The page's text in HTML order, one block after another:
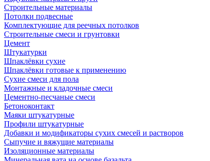
Строительные материалы
Потолки подвесные
Комплектующие для реечных потолков
Строительные смеси и грунтовки
Цемент
Штукатурки
Шпаклёвки сухие
Шпаклёвки готовые к применению
Сухие смеси для пола
Монтажные и кладочные смеси
Цементно-песчаные смеси
Бетоноконтакт
Маяки штукатурные
Профили штукатурные
Добавки и модификаторы сухих смесей и растворов
Сыпучие и вяжущие материалы
Изоляционные материалы